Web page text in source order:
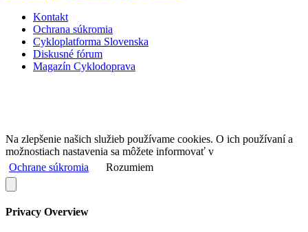
Kontakt
Ochrana súkromia
Cykloplatforma Slovenska
Diskusné fórum
Magazín Cyklodoprava
Na zlepšenie našich služieb používame cookies. O ich používaní a
možnostiach nastavenia sa môžete informovať v
Ochrane súkromia
Rozumiem
Privacy Overview